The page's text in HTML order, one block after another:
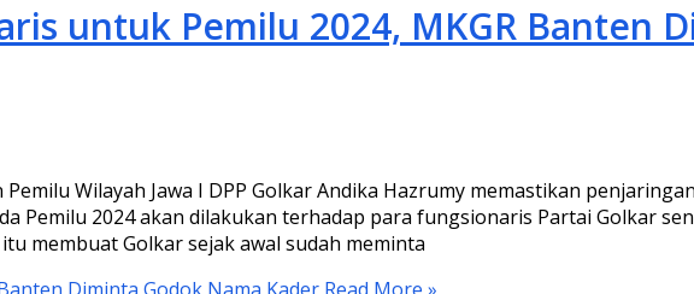
untuk Pemilu 2024, MKGR Banten
Wilayah Jawa I DPP Golkar Andika Hazrumy memastikan
2024 akan dilakukan terhadap para fungsionaris Partai Golkar
membuat Golkar sejak awal sudah meminta